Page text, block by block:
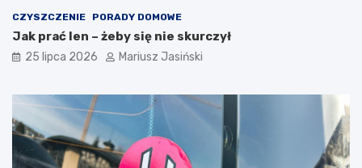
CZYSZCZENIE PORADY DOMOWE
Jak prać len – żeby się nie skurczył
25 lipca 2026 Mariusz Jasiński